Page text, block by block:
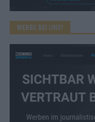
WERBE BEI UNS!